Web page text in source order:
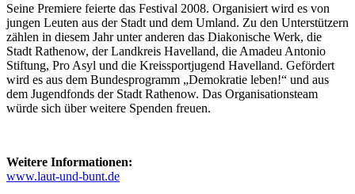
Seine Premiere feierte das Festival 2008. Organisiert wird es von
jungen Leuten aus der Stadt und dem Umland. Zu den Unterstützern
zählen in diesem Jahr unter anderen das Diakonische Werk, die
Stadt Rathenow, der Landkreis Havelland, die Amadeu Antonio
Stiftung, Pro Asyl und die Kreissportjugend Havelland. Gefördert
wird es aus dem Bundesprogramm „Demokratie leben!“ und aus
dem Jugendfonds der Stadt Rathenow. Das Organisationsteam
würde sich über weitere Spenden freuen.
Weitere Informationen:
www.laut-und-bunt.de